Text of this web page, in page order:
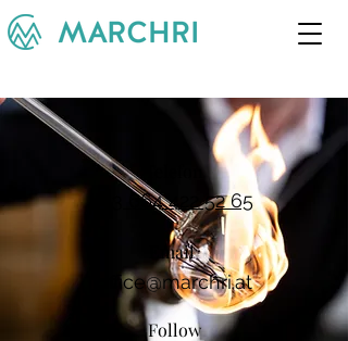
Telefon
+43 664 422 52 65
Email
office@marchri.at
Follow